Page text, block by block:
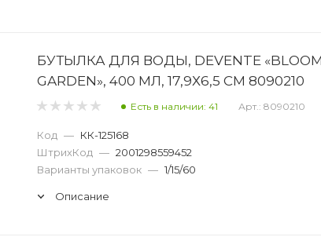
БУТЫЛКА ДЛЯ ВОДЫ, DEVENTE
GARDEN», 400 МЛ, 17,9Х6,5 СМ 8090210
Есть в наличии: 41 Арт.: 8090210
Код — КК-125168
ШтрихКод — 2001298559452
Варианты упаковок — 1/15/60
Описание